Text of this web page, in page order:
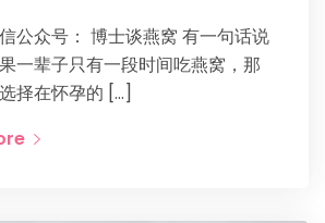
公众号： 博士谈燕窝 有一句话说
一辈子只有一段时间吃燕窝，那
择在怀孕的 […]